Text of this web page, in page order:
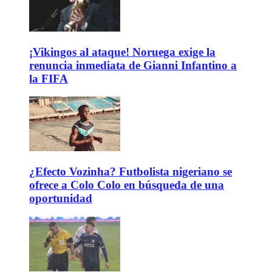
¡Vikingos al ataque! Noruega exige la
renuncia inmediata de Gianni Infantino a
la FIFA
¿Efecto Vozinha? Futbolista nigeriano se
ofrece a Colo Colo en búsqueda de una
oportunidad